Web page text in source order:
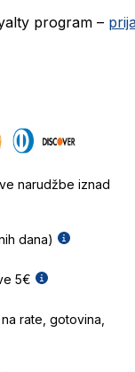
program –
narudžbe iznad
dana)
5€
rate, gotovina,